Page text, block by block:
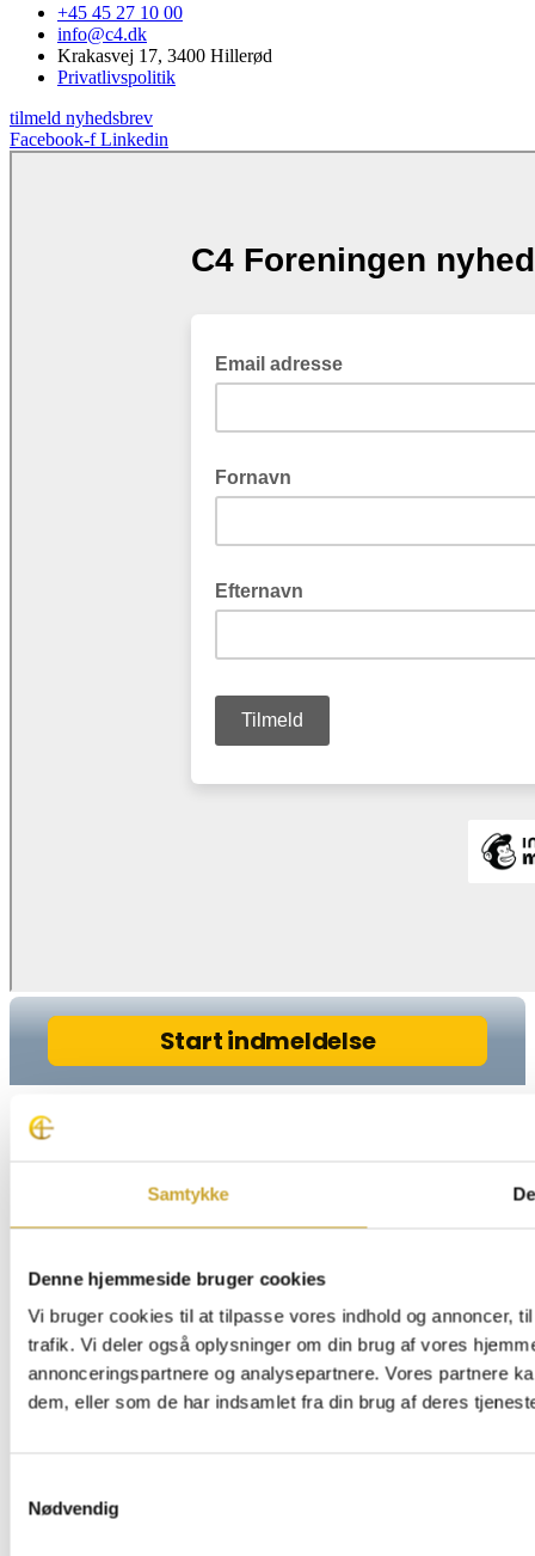
Samtykke
Denne hjemmeside bruger cookies
Vi bruger cookies til at tilpasse vores indhold og annoncer,
trafik. Vi deler også oplysninger om din brug af vores
annonceringspartnere og analysepartnere. Vores partnere
dem, eller som de har indsamlet fra din brug af deres
Nødvendig
+45 45 27 10 00
info@c4.dk
Krakasvej 17, 3400 Hillerød
Privatlivspolitik
tilmeld nyhedsbrev
Facebook-f Linkedin